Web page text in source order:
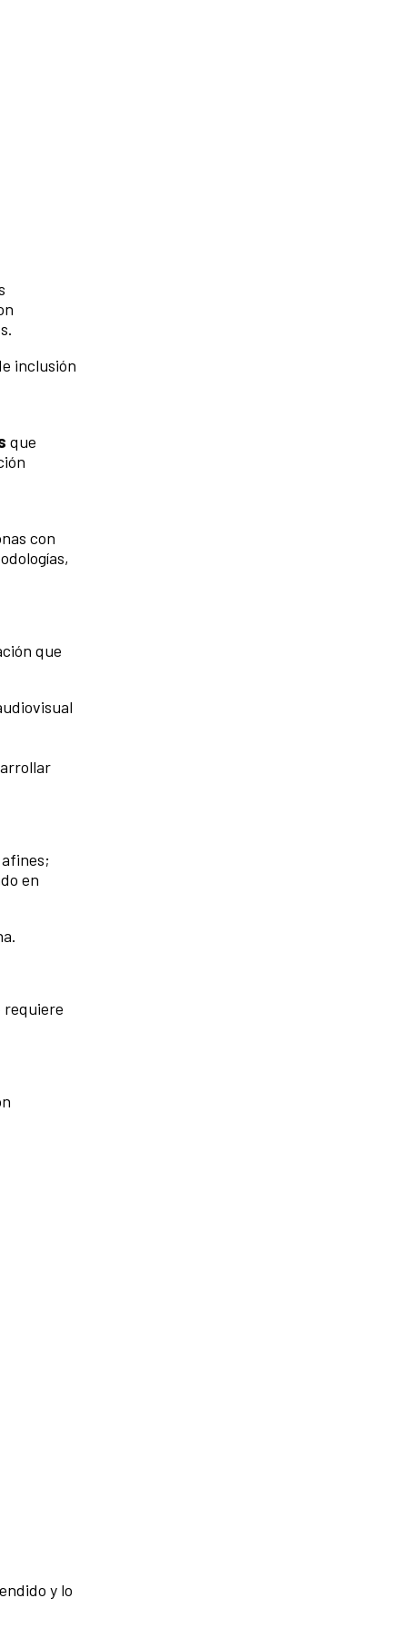
inclusión
que
con
que
en
requiere
y lo